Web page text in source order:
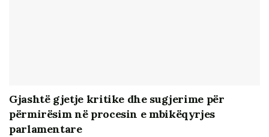
Gjashtë gjetje kritike dhe sugjerime për
përmirësim në procesin e mbikëqyrjes
parlamentare